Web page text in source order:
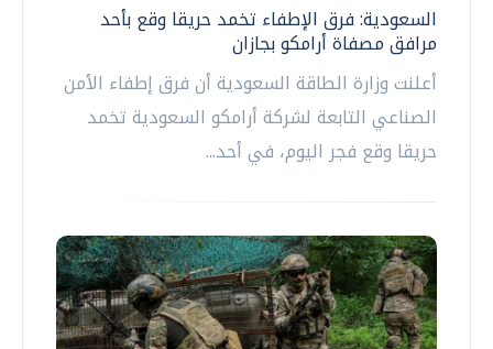
السعودية: فرق الإطفاء تخمد حريقا وقع بأحد
مرافق مصفاة أرامكو بجازان
أعلنت وزارة الطاقة السعودية أن فرق إطفاء الأمن
الصناعي التابعة لشركة أرامكو السعودية تخمد
حريقا وقع فجر اليوم، في أحد...